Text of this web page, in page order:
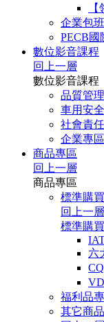
企業包
PECB國
數位影音課程
回上一層
數位影音課程
品質管
車用安
社會責
企業專區
商品專區
回上一層
商品專區
標準購買
回上一層
標準購買
六
福利品
其它商品